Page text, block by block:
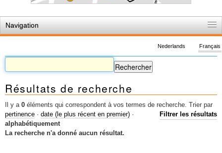
Navigation
Règles du jeu
Permis d'urbanisme
Cartographie
Etudes et publications
Mots-clés
Renseignements urbanistiques
Français
Nederlands
Résultats de recherche
Il y a 0 éléments qui correspondent à vos termes de recherche.
Filtrer les résultats
Trier par
pertinence · date (le plus récent en premier) ·
alphabétiquement
La recherche n'a donné aucun résultat.